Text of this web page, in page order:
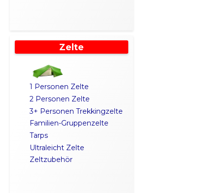
Zelte
1 Personen Zelte
2 Personen Zelte
3+ Personen Trekkingzelte
Familien-Gruppenzelte
Tarps
Ultraleicht Zelte
Zeltzubehör